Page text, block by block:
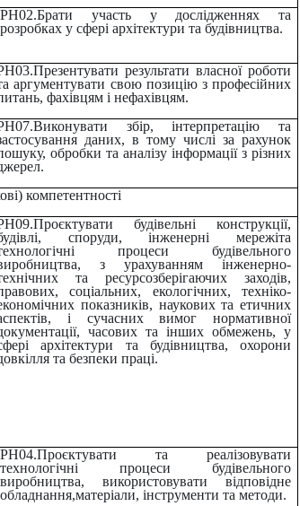
РН02.Брати участь у дослідженнях та
розробках у сфері архітектури та будівництва.
результати власної роботи
аргументувати свою позицію з професійних
, фахівцям і нефахівцям.
збір, інтерпретацію та
даних, в тому числі за рахунок
обробки та аналізу інформації з різних
компетентності
будівельні конструкції,
споруди, інженерні мережіта
процеси будівельного
з урахуванням інженерно-
та ресурсозберігаючих заходів,
соціальних, екологічних, техніко-
показників, наукових та етичних
і сучасних вимог нормативної
часових та інших обмежень, у
архітектури та будівництва, охорони
та безпеки праці.
РН04.Проєктувати та реалізовувати
технологічні процеси будівельного
виробництва, використовувати відповідне
обладнання,матеріали, інструменти та методи.